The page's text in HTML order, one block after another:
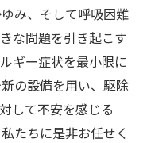
み、そして呼吸困難
な問題を引き起こす
ギー症状を最小限に
の設備を用い、駆除
して不安を感じる
たちに是非お任せく